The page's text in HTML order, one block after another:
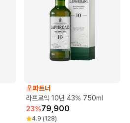
파트너
라프로익 10년 43% 750ml
23%79,900
4.9 (128)